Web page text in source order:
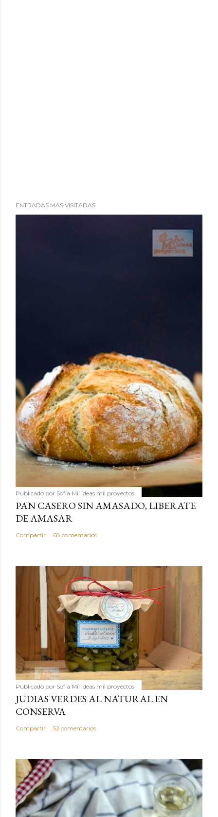
ENTRADAS MÁS VISITADAS
Publicado por Sofía Mil ideas mil proyectos
PAN CASERO SIN AMASADO, LIBERATE
DE AMASAR
Compartir 68 comentarios
Publicado por Sofía Mil ideas mil proyectos
JUDIAS VERDES AL NATURAL EN
CONSERVA
Compartir 52 comentarios